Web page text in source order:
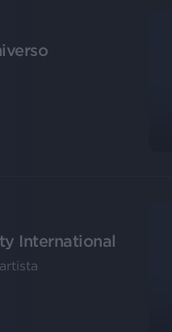
International